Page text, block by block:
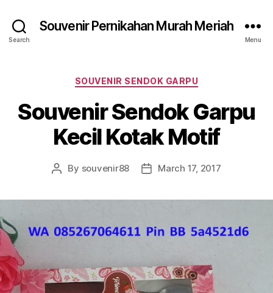
Search
Souvenir Pernikahan Murah Meriah
Menu
Categories
SOUVENIR SENDOK GARPU
Souvenir Sendok Garpu
Kecil Kotak Motif
Post
By souvenir88
PostMarch 17, 2017